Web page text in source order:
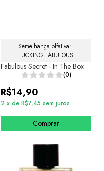
Semelhança olfativa:
FUCKING FABULOUS
Fabulous Secret - In The Box
(0)
R$14,90
2 x de R$7,45 sem juros
Comprar